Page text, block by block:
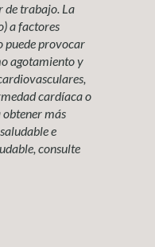
de trabajo. La
a factores
puede provocar
agotamiento y
cardíaca o
más
e
consulte